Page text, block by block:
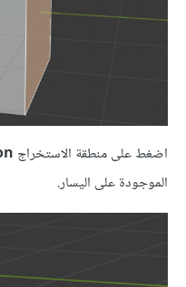
اضغط على منطقة الاستخراج
الموجودة على اليسار.